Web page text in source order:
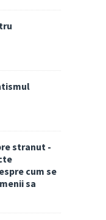
stranut -
cum se
sa